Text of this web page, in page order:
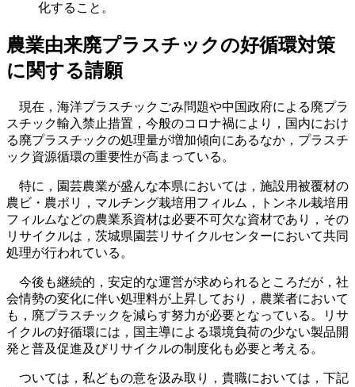
化すること。
農業由来廃プラスチックの好循環対策
に関する請願
現在，海洋プラスチックごみ問題や中国政府による廃プラ
スチック輸入禁止措置，今般のコロナ禍により，国内におけ
る廃プラスチックの処理量が増加傾向にあるなか，プラスチ
ック資源循環の重要性が高まっている。
特に，園芸農業が盛んな本県においては，施設用被覆材の
農ビ・農ポリ，マルチング栽培用フィルム，トンネル栽培用
フィルムなどの農業系資材は必要不可欠な資材であり，その
リサイクルは，茨城県園芸リサイクルセンターにおいて共同
処理が行われている。
今後も継続的，安定的な運営が求められるところだが，社
会情勢の変化に伴い処理料が上昇しており，農業者において
も，廃プラスチックを減らす努力が必要となっている。リサ
イクルの好循環には，国主導による環境負荷の少ない製品開
発と普及促進及びリサイクルの制度化も必要と考える。
ついては，私どもの意を汲み取り，貴職においては，下記